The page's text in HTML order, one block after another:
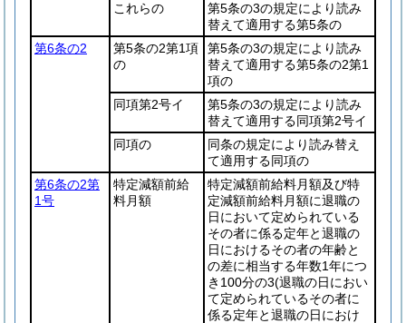
これらの
第5条の3の規定により読み
替えて適用する第5条の
第6条の2
第5条の2第1項
の
第5条の3の規定により読み
替えて適用する第5条の2第1
項の
同項第2号イ
第5条の3の規定により読み
替えて適用する同項第2号イ
同項の
同条の規定により読み替え
て適用する同項の
第6条の2第
1号
特定減額前給
料月額
特定減額前給料月額及び特
定減額前給料月額に退職の
日において定められている
その者に係る定年と退職の
日におけるその者の年齢と
の差に相当する年数1年につ
き100分の3(退職の日におい
て定められているその者に
係る定年と退職の日におけ